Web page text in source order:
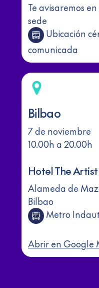
Te avisaremos
sede
Ubicación
comunicada
Bilbao
7 de noviembre
10.00h a 20.00h
Hotel The Artist
Alameda de
Bilbao
Metro
Abrir en Google